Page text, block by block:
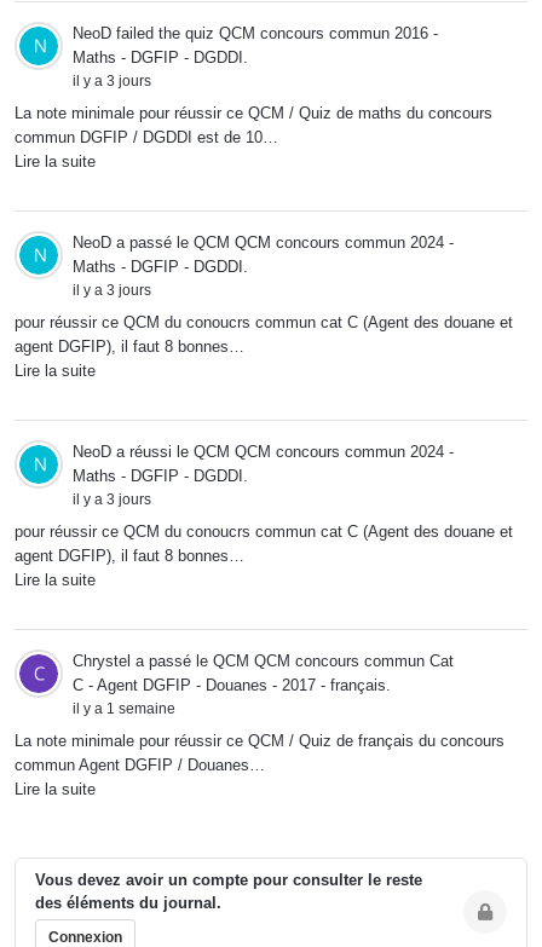
NeoD failed the quiz QCM concours commun 2016 -
Maths - DGFIP - DGDDI .
il y a 3 jours
La note minimale pour réussir ce QCM / Quiz de maths du concours
commun DGFIP / DGDDI est de 10…
Lire la suite
NeoD a passé le QCM QCM concours commun 2024 -
Maths - DGFIP - DGDDI .
il y a 3 jours
pour réussir ce QCM du conoucrs commun cat C (Agent des douane et
agent DGFIP), il faut 8 bonnes…
Lire la suite
NeoD a réussi le QCM QCM concours commun 2024 -
Maths - DGFIP - DGDDI .
il y a 3 jours
pour réussir ce QCM du conoucrs commun cat C (Agent des douane et
agent DGFIP), il faut 8 bonnes…
Lire la suite
Chrystel a passé le QCM QCM concours commun Cat
C - Agent DGFIP - Douanes - 2017 - français.
il y a 1 semaine
La note minimale pour réussir ce QCM / Quiz de français du concours
commun Agent DGFIP / Douanes…
Lire la suite
Vous devez avoir un compte pour consulter le reste
des éléments du journal.
Connexion